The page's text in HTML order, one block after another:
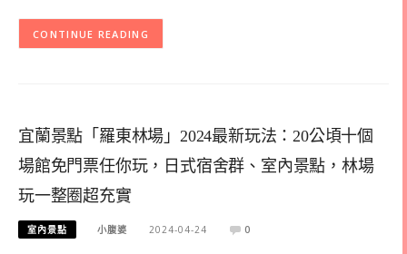
CONTINUE READING
宜蘭景點「羅東林場」2024最新玩法：20公頃十個
場館免門票任你玩，日式宿舍群、室內景點，林場
玩一整圈超充實
室內景點 小腹婆 2024-04-24 0